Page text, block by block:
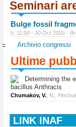
Seminari
Bulge fossil
h. 11:00 - 20 Oct 2026 -
Archivio congressi
Ultime
Determining the
bacillus Anthracis
Chumakov, V. , N.,
LINK INAF